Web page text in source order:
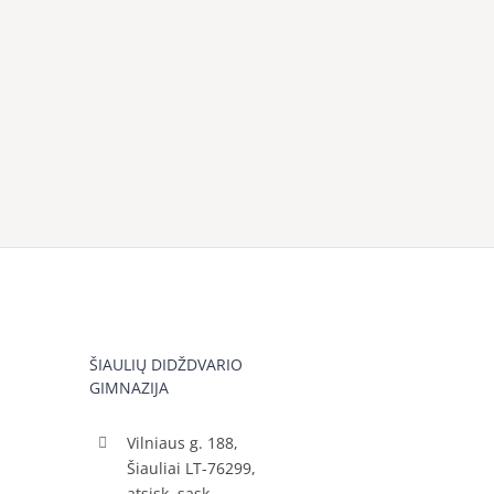
ŠIAULIŲ DIDŽDVARIO
GIMNAZIJA
Vilniaus g. 188,
Šiauliai LT-76299,